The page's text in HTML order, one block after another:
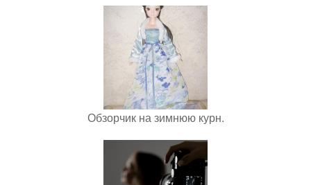
Обзорчик на зимнюю курн.